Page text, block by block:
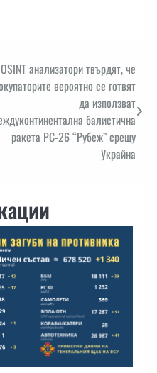
OSINT анализатори твърдят, че
вероятно се готвят
да използват
балистична
ракета РС-26 “Рубеж” срещу
Украйна